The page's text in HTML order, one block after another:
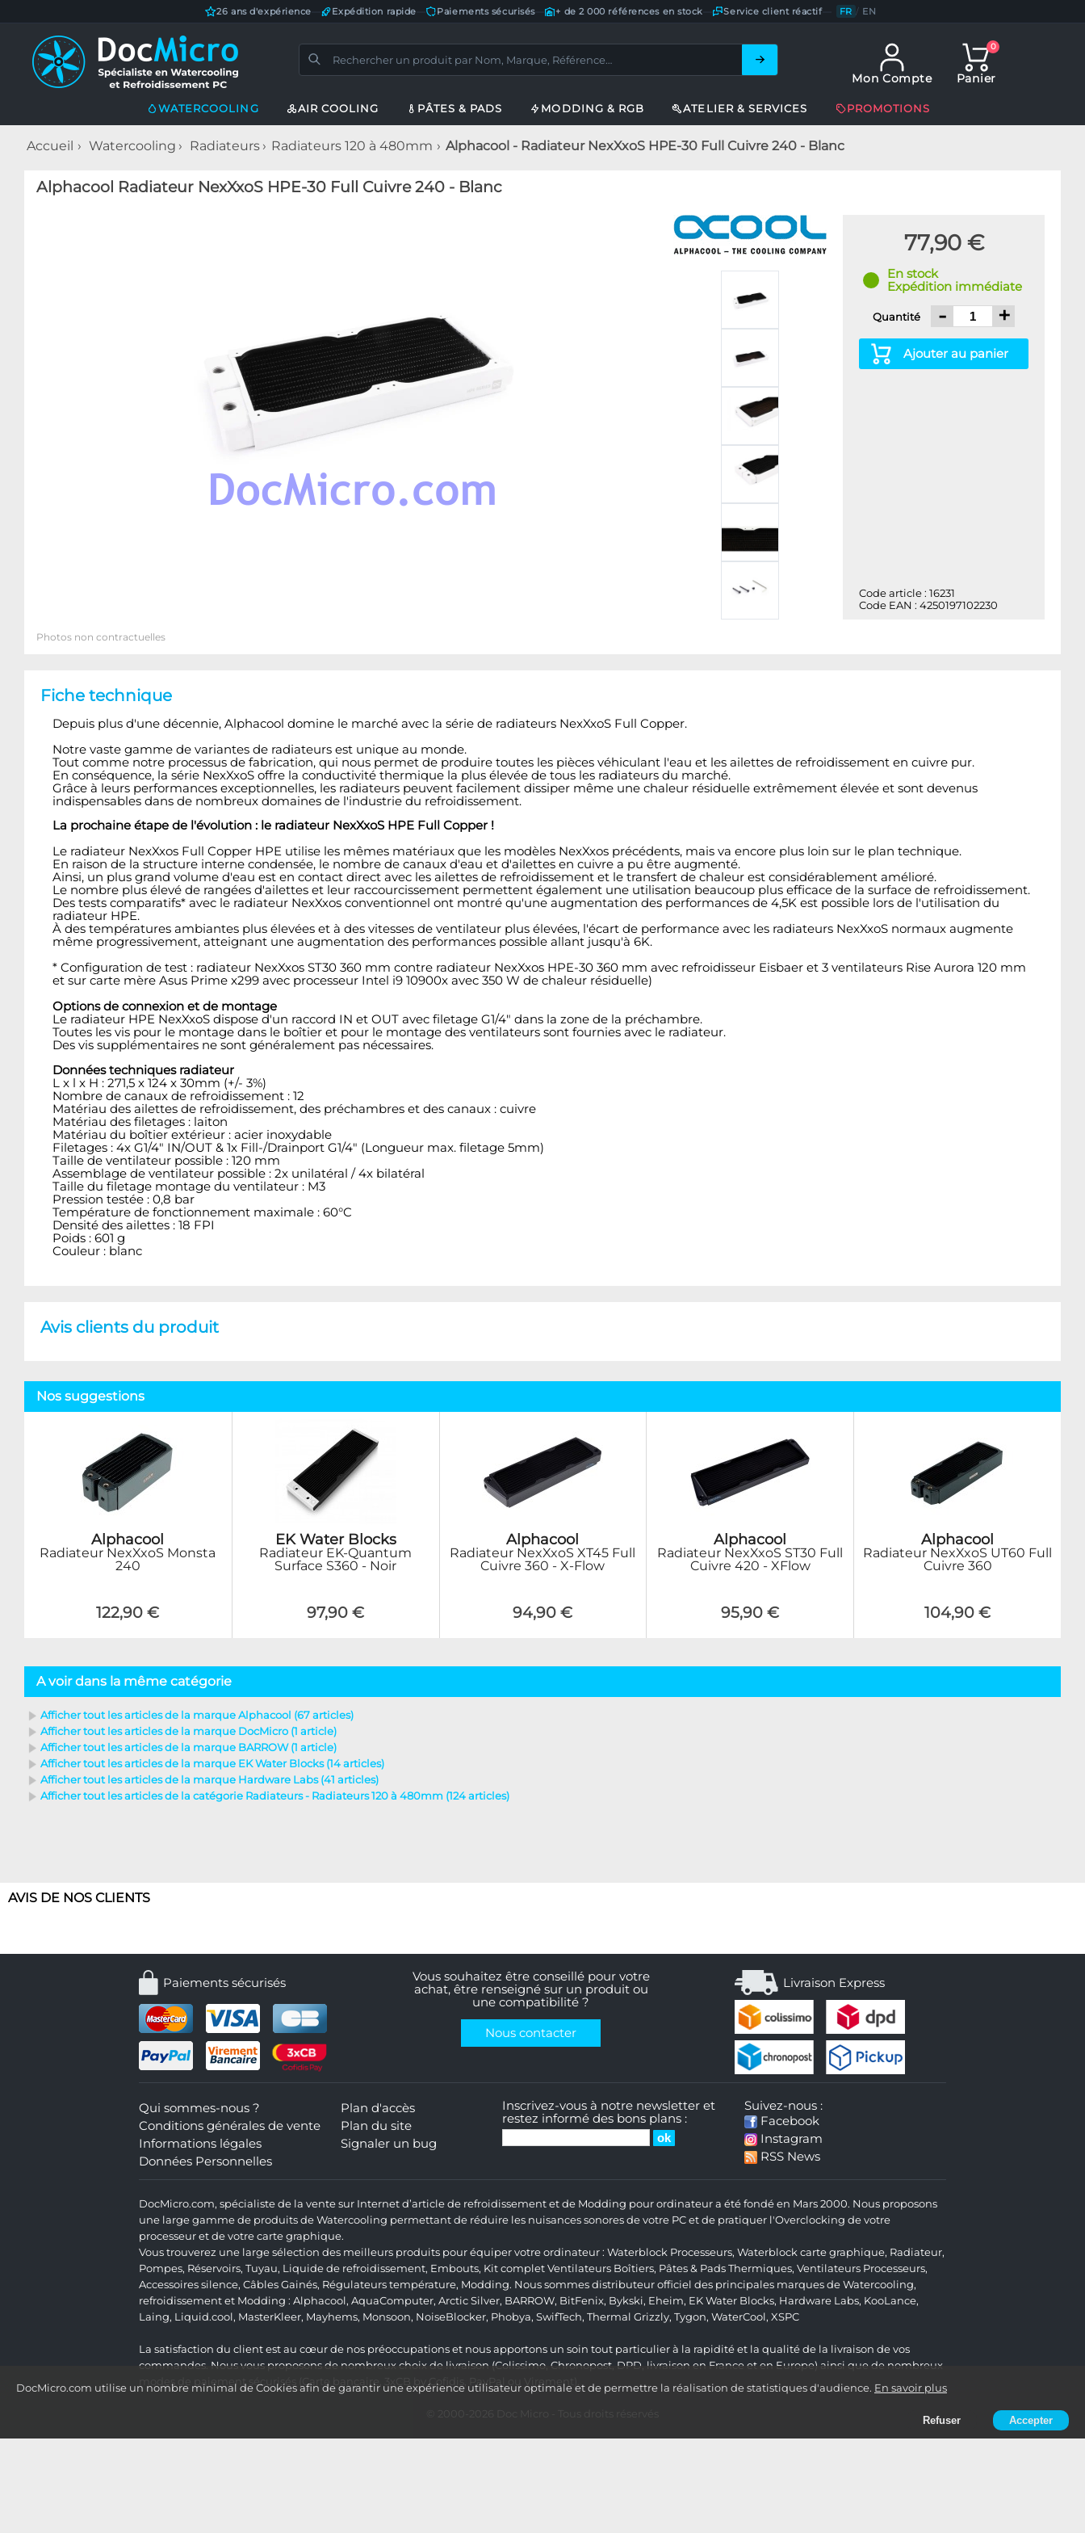
DocMicro.com utilise un nombre minimal de Cookies afin de garantir une expérience utilisateur optimale et de permettre la réalisation de statistiques d'audience. En savoir plus
Refuser Accepter
26 ans d'expérience Expédition rapide Paiements sécurisés— + de 2 000 références en stock Service client réactif— FR / EN
Mon Compte
0
Panier
WATERCOOLING AIR COOLING PÂTES & PADS MODDING & RGB ATELIER & SERVICES PROMOTIONS
Accueil Watercooling Radiateurs Radiateurs 120 à 480mm Alphacool - Radiateur NexXxoS HPE-30 Full Cuivre 240 - Blanc
Alphacool Radiateur NexXxoS HPE-30 Full Cuivre 240 - Blanc
77,90 €
En stock
Expédition immédiate
Quantité - +
Ajouter au panier
Code article : 16231
Code EAN : 4250197102230
Photos non contractuelles
Fiche technique
Depuis plus d'une décennie, Alphacool domine le marché avec la série de radiateurs NexXxoS Full Copper.
Notre vaste gamme de variantes de radiateurs est unique au monde.
Tout comme notre processus de fabrication, qui nous permet de produire toutes les pièces véhiculant l'eau et les ailettes de refroidissement en cuivre pur.
En conséquence, la série NexXxoS offre la conductivité thermique la plus élevée de tous les radiateurs du marché.
Grâce à leurs performances exceptionnelles, les radiateurs peuvent facilement dissiper même une chaleur résiduelle extrêmement élevée et sont devenus
indispensables dans de nombreux domaines de l'industrie du refroidissement.
La prochaine étape de l'évolution : le radiateur NexXxoS HPE Full Copper !
Le radiateur NexXxos Full Copper HPE utilise les mêmes matériaux que les modèles NexXxos précédents, mais va encore plus loin sur le plan technique.
En raison de la structure interne condensée, le nombre de canaux d'eau et d'ailettes en cuivre a pu être augmenté.
Ainsi, un plus grand volume d'eau est en contact direct avec les ailettes de refroidissement et le transfert de chaleur est considérablement amélioré.
Le nombre plus élevé de rangées d'ailettes et leur raccourcissement permettent également une utilisation beaucoup plus efficace de la surface de refroidissement.
Des tests comparatifs* avec le radiateur NexXxos conventionnel ont montré qu'une augmentation des performances de 4,5K est possible lors de l'utilisation du
radiateur HPE.
À des températures ambiantes plus élevées et à des vitesses de ventilateur plus élevées, l'écart de performance avec les radiateurs NexXxoS normaux augmente
même progressivement, atteignant une augmentation des performances possible allant jusqu'à 6K.
* Configuration de test : radiateur NexXxos ST30 360 mm contre radiateur NexXxos HPE-30 360 mm avec refroidisseur Eisbaer et 3 ventilateurs Rise Aurora 120 mm
et sur carte mère Asus Prime x299 avec processeur Intel i9 10900x avec 350 W de chaleur résiduelle)
Options de connexion et de montage
Le radiateur HPE NexXxoS dispose d'un raccord IN et OUT avec filetage G1/4" dans la zone de la préchambre.
Toutes les vis pour le montage dans le boîtier et pour le montage des ventilateurs sont fournies avec le radiateur.
Des vis supplémentaires ne sont généralement pas nécessaires.
Données techniques radiateur
L x l x H : 271,5 x 124 x 30mm (+/- 3%)
Nombre de canaux de refroidissement : 12
Matériau des ailettes de refroidissement, des préchambres et des canaux : cuivre
Matériau des filetages : laiton
Matériau du boîtier extérieur : acier inoxydable
Filetages : 4x G1/4" IN/OUT & 1x Fill-/Drainport G1/4" (Longueur max. filetage 5mm)
Taille de ventilateur possible : 120 mm
Assemblage de ventilateur possible : 2x unilatéral / 4x bilatéral
Taille du filetage montage du ventilateur : M3
Pression testée : 0,8 bar
Température de fonctionnement maximale : 60°C
Densité des ailettes : 18 FPI
Poids : 601 g
Couleur : blanc
Avis clients du produit
Nos suggestions
Alphacool
Radiateur NexXxoS Monsta
240
122,90 €
EK Water Blocks
Radiateur EK-Quantum
Surface S360 - Noir
97,90 €
Alphacool
Radiateur NexXxoS XT45 Full
Cuivre 360 - X-Flow
94,90 €
Alphacool
Radiateur NexXxoS ST30 Full
Cuivre 420 - XFlow
95,90 €
Alphacool
Radiateur NexXxoS UT60 Full
Cuivre 360
104,90 €
A voir dans la même catégorie
Afficher tout les articles de la marque Alphacool (67 articles)
Afficher tout les articles de la marque DocMicro (1 article)
Afficher tout les articles de la marque BARROW (1 article)
Afficher tout les articles de la marque EK Water Blocks (14 articles)
Afficher tout les articles de la marque Hardware Labs (41 articles)
Afficher tout les articles de la catégorie Radiateurs - Radiateurs 120 à 480mm (124 articles)
AVIS DE NOS CLIENTS
Paiements sécurisés
Vous souhaitez être conseillé pour votre
achat, être renseigné sur un produit ou
une compatibilité ?
Nous contacter
Livraison Express
Qui sommes-nous ?
Conditions générales de vente
Informations légales
Données Personnelles
Plan d'accès
Plan du site
Signaler un bug
Inscrivez-vous à notre newsletter et
restez informé des bons plans :
Suivez-nous :
Facebook
Instagram
RSS News
DocMicro.com, spécialiste de la vente sur Internet d’article de refroidissement et de Modding pour ordinateur a été fondé en Mars 2000. Nous proposons
une large gamme de produits de Watercooling permettant de réduire les nuisances sonores de votre PC et de pratiquer l'Overclocking de votre
processeur et de votre carte graphique.
Vous trouverez une large sélection des meilleurs produits pour équiper votre ordinateur : Waterblock Processeurs, Waterblock carte graphique, Radiateur,
Pompes, Réservoirs, Tuyau, Liquide de refroidissement, Embouts, Kit complet Ventilateurs Boîtiers, Pâtes & Pads Thermiques, Ventilateurs Processeurs,
Accessoires silence, Câbles Gainés, Régulateurs température, Modding. Nous sommes distributeur officiel des principales marques de Watercooling,
refroidissement et Modding : Alphacool, AquaComputer, Arctic Silver, BARROW, BitFenix, Bykski, Eheim, EK Water Blocks, Hardware Labs, KooLance,
Laing, Liquid.cool, MasterKleer, Mayhems, Monsoon, NoiseBlocker, Phobya, SwifTech, Thermal Grizzly, Tygon, WaterCool, XSPC
La satisfaction du client est au cœur de nos préoccupations et nous apportons un soin tout particulier à la rapidité et la qualité de la livraison de vos
commandes. Nous vous proposons de nombreux choix de livraison (Colissimo, Chronopost, DPD, livraison en France et en Europe) ainsi que de nombreux
modes de paiement sécurisés (Carte bancaire, 3xCB by Cofidis, PayPal ou Virement).